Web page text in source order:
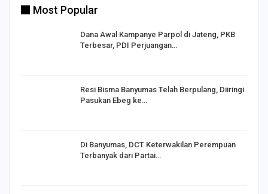
Most Popular
Dana Awal Kampanye Parpol di Jateng, PKB
Terbesar, PDI Perjuangan…
Resi Bisma Banyumas Telah Berpulang, Diiringi
Pasukan Ebeg ke…
Di Banyumas, DCT Keterwakilan Perempuan
Terbanyak dari Partai…